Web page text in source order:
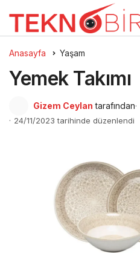
Anasayfa Yaşam
Yemek Takımı
Gizem Ceylan tarafından
24/11/2023 tarihinde düzenlendi